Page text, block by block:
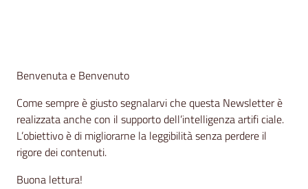
su
Contenuto
Benvenuta e Benvenuto
Come sempre è giusto segnalarvi che questa Newsletter è
realizzata anche con il supporto dell’intelligenza artifi ciale.
L’obiettivo è di migliorarne la leggibilità senza perdere il
rigore dei contenuti.
Buona lettura!